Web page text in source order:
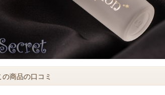
の商品の口コミ